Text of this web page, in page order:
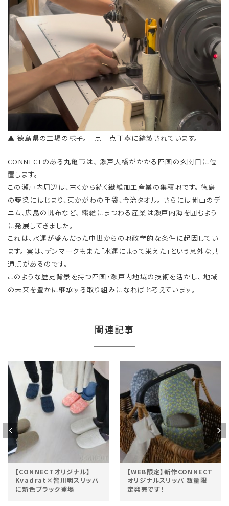
▲ 徳島県の工場の様子。一点一点丁寧に縫製されています。
CONNECTのある丸亀市は、 瀬戸大橋がかかる四国の玄関口に位
置します。
この瀬戸内周辺は、古くから続く繊維加工産業の集積地です。 徳島
の藍染にはじまり、東かがわの手袋、今治タオル。 さらには岡山のデ
ニム、広島の帆布など、 繊維にまつわる産業は瀬戸内海を囲むよう
に発展してきました。
これは、水運が盛んだった中世からの地政学的な条件に起因してい
ます。 実は、デンマークもまた「水運によって栄えた」という意外な共
通点があるのです。
このような歴史背景を持つ四国・瀬戸内地域の技術を活かし、 地域
の未来を豊かに継承する取り組みになればと考えています。
関連記事
【WEB限定】新作CONNECT
オリジナルスリッパ 数量限
定発売です！
Kvadrat・FEBRIK社の
【CONNECTオリジナル】ス
リッパが発売開始！